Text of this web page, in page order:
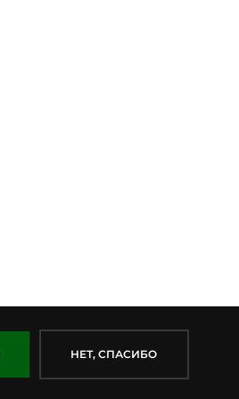
НЕТ, СПАСИБО